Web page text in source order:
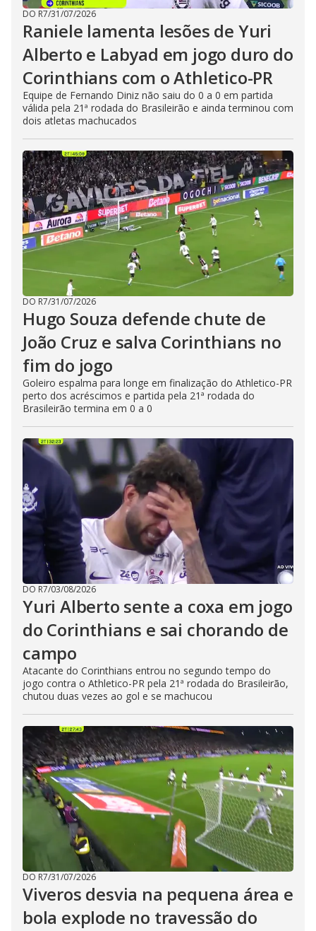
DO R7/31/07/2026
Raniele lamenta lesões de Yuri
Alberto e Labyad em jogo duro do
Corinthians com o Athletico-PR
Equipe de Fernando Diniz não saiu do 0 a 0 em partida
válida pela 21ª rodada do Brasileirão e ainda terminou com
dois atletas machucados
DO R7/31/07/2026
Hugo Souza defende chute de
João Cruz e salva Corinthians no
fim do jogo
Goleiro espalma para longe em finalização do Athletico-PR
perto dos acréscimos e partida pela 21ª rodada do
Brasileirão termina em 0 a 0
DO R7/03/08/2026
Yuri Alberto sente a coxa em jogo
do Corinthians e sai chorando de
campo
Atacante do Corinthians entrou no segundo tempo do
jogo contra o Athletico-PR pela 21ª rodada do Brasileirão,
chutou duas vezes ao gol e se machucou
DO R7/31/07/2026
Viveros desvia na pequena área e
bola explode no travessão do